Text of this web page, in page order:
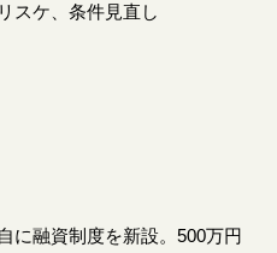
スケ、条件見直し
に融資制度を新設。500万円